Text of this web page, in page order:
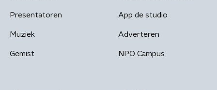
Presentatoren
Muziek
Gemist
App de studio
Adverteren
NPO Campus